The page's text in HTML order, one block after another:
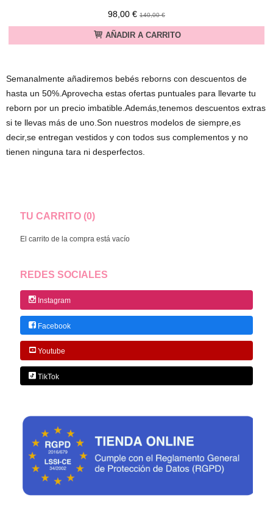
TU CARRITO (0)
El carrito de la compra está vacío
REDES SOCIALES
Instagram
Facebook
Youtube
TikTok
98,00 € 140,00 €
AÑADIR A CARRITO
Semanalmente añadiremos bebés reborns con descuentos de
hasta un 50%.Aprovecha estas ofertas puntuales para llevarte tu
reborn por un precio imbatible.Además,tenemos descuentos extras
si te llevas más de uno.Son nuestros modelos de siempre,es
decir,se entregan vestidos y con todos sus complementos y no
tienen ninguna tara ni desperfectos.